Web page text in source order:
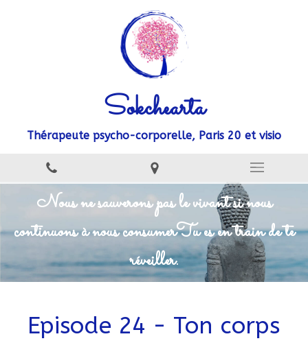
Sokchearta
Thérapeute psycho-corporelle, Paris 20 et visio
Nous ne sauverons pas le vivant si nous
continuons à nous consumerTu es en train de te
réveiller.
Episode 24 - Ton corps